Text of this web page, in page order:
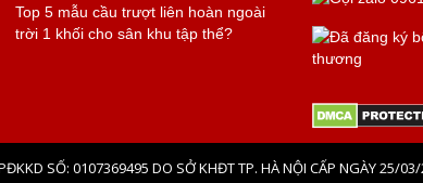
Top 5 mẫu cầu trượt liên hoàn ngoài
trời 1 khối cho sân khu tập thể?
SỐ: 0107369495 DO SỞ KHĐT TP. HÀ NỘI CẤP NGÀY 25/